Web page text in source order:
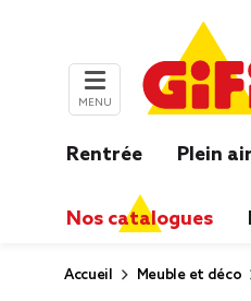
MENU
Rentrée Plein air
Nos catalogues
Accueil Meuble et déco